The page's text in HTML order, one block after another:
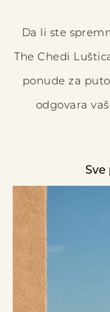
Da li ste
The Chedi
ponude za
odgovara